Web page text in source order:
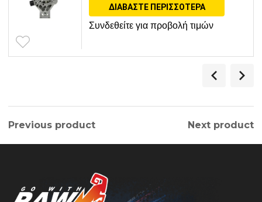
ΔΙΑΒΆΣΤΕ ΠΕΡΙΣΣΌΤΕΡΑ
Συνδεθείτε για προβολή τιμών
Previous product Next product